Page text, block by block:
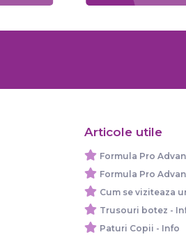
Articole utile
Formula Pro
Formula Pro
Cum se viziteaza
Trusouri botez -
Paturi Copii - Info